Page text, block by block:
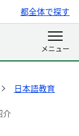
都全体で探す
日本語教育
介